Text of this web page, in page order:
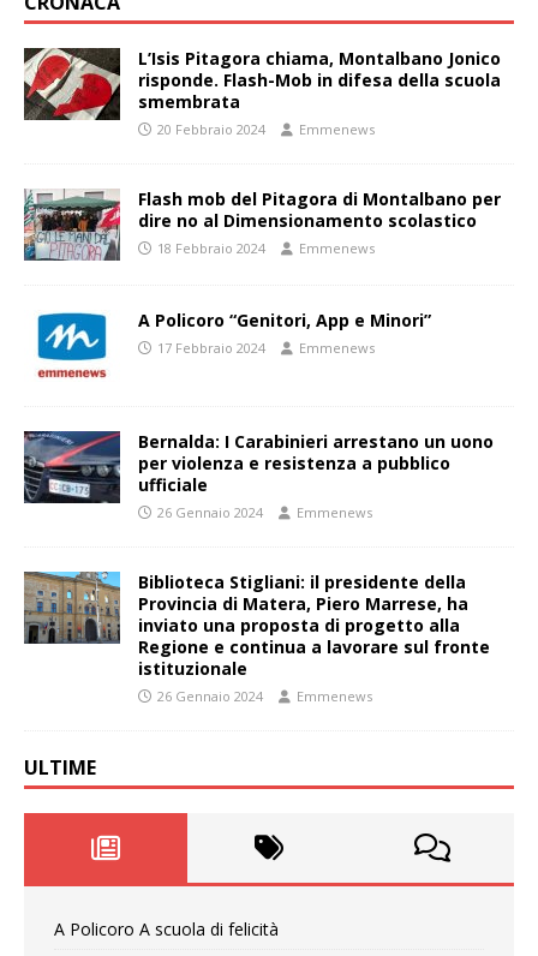
L’Isis Pitagora chiama, Montalbano Jonico
risponde. Flash-Mob in difesa della scuola
smembrata
20 Febbraio 2024 Emmenews
Flash mob del Pitagora di Montalbano per
dire no al Dimensionamento scolastico
18 Febbraio 2024 Emmenews
A Policoro “Genitori, App e Minori”
17 Febbraio 2024 Emmenews
Bernalda: I Carabinieri arrestano un uono
per violenza e resistenza a pubblico
ufficiale
26 Gennaio 2024 Emmenews
Biblioteca Stigliani: il presidente della
Provincia di Matera, Piero Marrese, ha
inviato una proposta di progetto alla
Regione e continua a lavorare sul fronte
istituzionale
26 Gennaio 2024 Emmenews
ULTIME
A Policoro A scuola di felicità